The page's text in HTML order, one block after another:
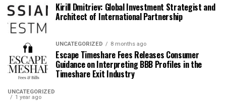
Kirill Dmitriev: Global Investment Strategist and
Architect of International Partnership
UNCATEGORIZED 8 months ago
Escape Timeshare Fees Releases Consumer
Guidance on Interpreting BBB Profiles in the
Timeshare Exit Industry
UNCATEGORIZED
1 year ago